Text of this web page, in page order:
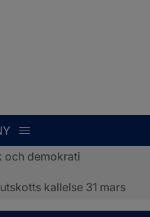
och demokrati
kallelse 31 mars